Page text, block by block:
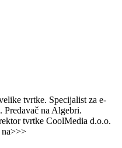
tvrtke. Specijalist za e-
Predavač na Algebri.
tvrtke CoolMedia d.o.o.
na>>>